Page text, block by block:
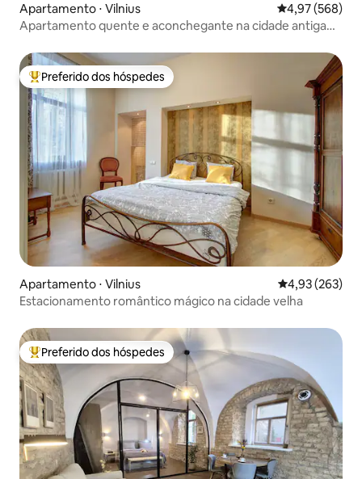
Apartamento ⋅ Vilnius 4,97 de uma
4,97 (568)
Apartamento quente e aconchegante na cidade antiga
Entre os melhores preferidos dos hóspedes
Preferido dos hóspedes
Apartamento ⋅ Vilnius 4,93 de uma
4,93 (263)
Estacionamento romântico mágico na cidade velha
Entre os melhores preferidos dos hóspedes
Preferido dos hóspedes